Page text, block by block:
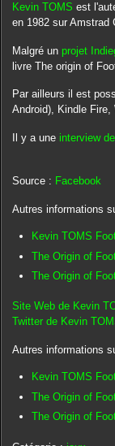
Kevin TOMS est
en 1982 sur Amstrad
Malgré un projet
livre The origin of
Par ailleurs il est
Android), Kindle
Il y a une interview
Source : Facebook
Autres informations
Kevin TOMS
The Origin of
The Origin of
Site Web de Kevin
Twitter de Kevin
Autres informations
Kevin TOMS
The Origin of
The Origin of